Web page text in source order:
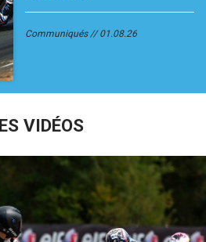
Communiqués 01.08.26
VIDÉOS